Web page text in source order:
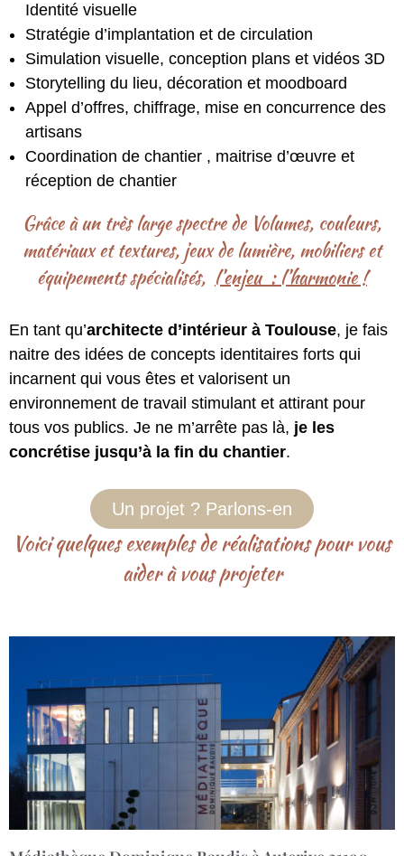
Identité visuelle
Stratégie d’implantation et de circulation
Simulation visuelle, conception plans et vidéos 3D
Storytelling du lieu, décoration et moodboard
Appel d’offres, chiffrage, mise en concurrence des
artisans
Coordination de chantier , maitrise d’œuvre et
réception de chantier
Grâce à un très large spectre de Volumes, couleurs,
matériaux et textures, jeux de lumière, mobiliers et
équipements spécialisés, l’enjeu : l’harmonie !
En tant qu’architecte d’intérieur à Toulouse, je fais
naitre des idées de concepts identitaires forts qui
incarnent qui vous êtes et valorisent un
environnement de travail stimulant et attirant pour
tous vos publics. Je ne m’arrête pas là, je les
concrétise jusqu’à la fin du chantier.
Un projet ? Parlons-en
Voici quelques exemples de réalisations pour vous
aider à vous projeter